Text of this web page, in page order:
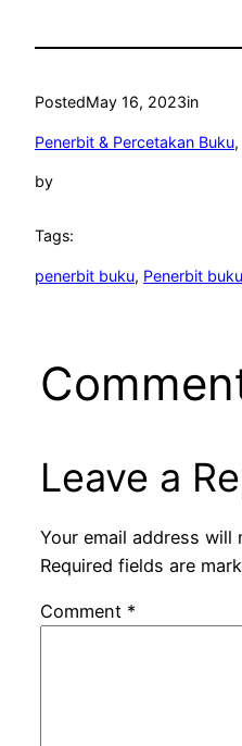
PostedMay 16, 2023in
Penerbit & Percetakan Buku,
by
Tags:
penerbit buku, Penerbit
Leave a
Your email address will
Required fields are
Comment *